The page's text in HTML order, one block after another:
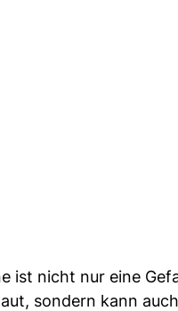
ist nicht nur eine
sondern kann